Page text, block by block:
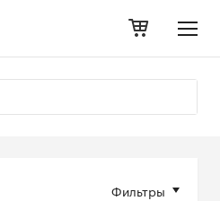
Фильтры